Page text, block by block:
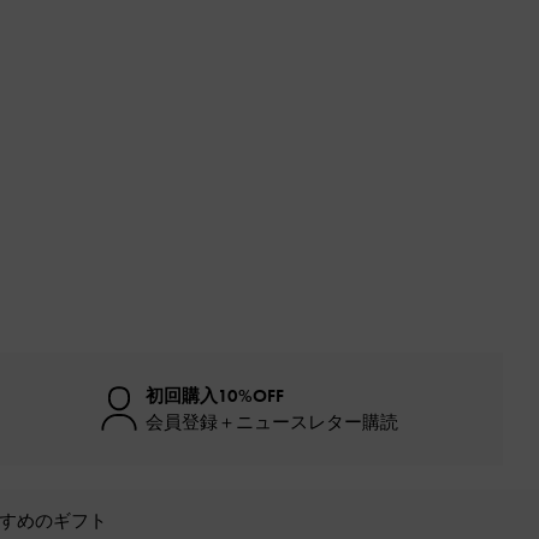
初回購入10%OFF
会員登録＋ニュースレター購読
めのギフト